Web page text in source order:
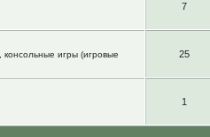
7
игры (игровые
25
1